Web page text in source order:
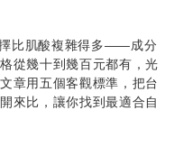
比肌酸複雜得多——成分
從幾十到幾百元都有，光
章用五個客觀標準，把台
來比，讓你找到最適合自